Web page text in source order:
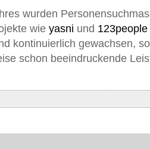
wurden
wie yasni und 123people
kontinuierlich gewachsen,
schon beeindruckende